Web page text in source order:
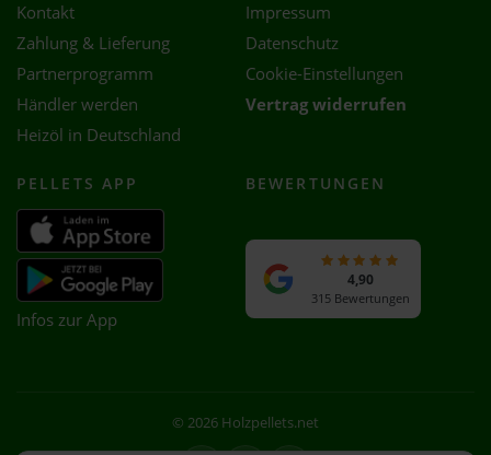
Kontakt
Zahlung & Lieferung
Partnerprogramm
Händler werden
Heizöl in Deutschland
Impressum
Datenschutz
Cookie-Einstellungen
Vertrag widerrufen
PELLETS APP
Infos zur App
BEWERTUNGEN
4,90
315 Bewertungen
© 2026 Holzpellets.net